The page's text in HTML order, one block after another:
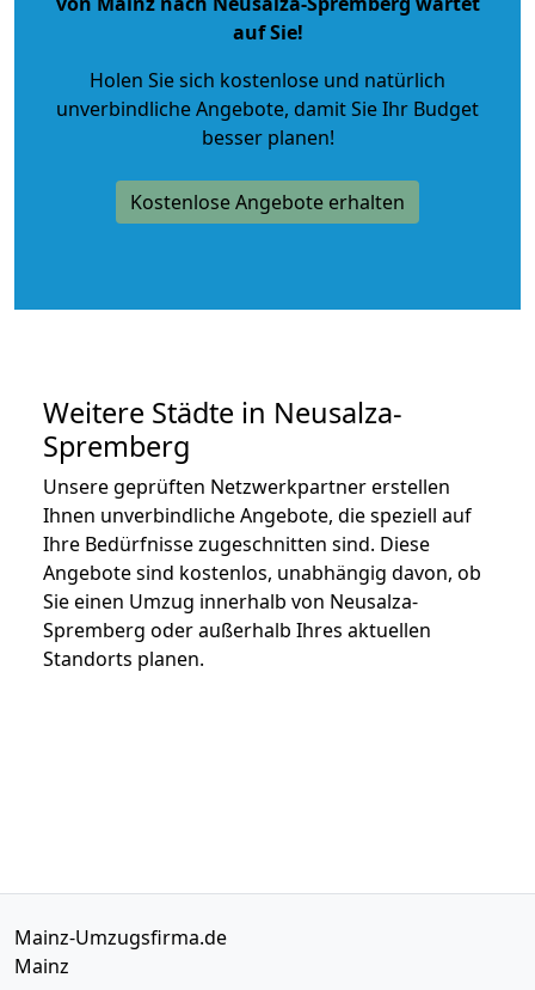
auf Sie!
Holen Sie sich kostenlose und natürlich
unverbindliche Angebote, damit Sie Ihr Budget
besser planen!
Kostenlose Angebote erhalten
Weitere Städte in Neusalza-
Spremberg
Unsere geprüften Netzwerkpartner erstellen
Ihnen unverbindliche Angebote, die speziell auf
Ihre Bedürfnisse zugeschnitten sind. Diese
Angebote sind kostenlos, unabhängig davon, ob
Sie einen Umzug innerhalb von Neusalza-
Spremberg oder außerhalb Ihres aktuellen
Standorts planen.
Mainz-Umzugsfirma.de
Mainz